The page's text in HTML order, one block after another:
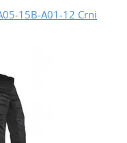
15B-A01-12 Crni